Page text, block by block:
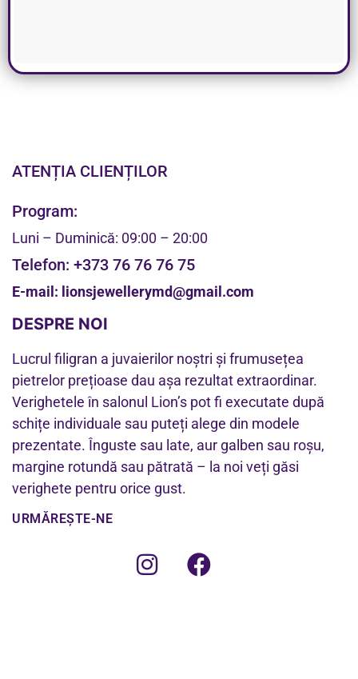
ATENȚIA CLIENȚILOR
Program:
Luni – Duminică: 09:00 – 20:00
Telefon: +373 76 76 76 75
E-mail: lionsjewellerymd@gmail.com
DESPRE NOI
Lucrul filigran a juvaierilor noștri și frumusețea
pietrelor prețioase dau așa rezultat extraordinar.
Verighetele în salonul Lion’s pot fi executate după
schițe individuale sau puteți alege din modele
prezentate. Înguste sau late, aur galben sau roșu,
margine rotundă sau pătrată – la noi veți găsi
verighete pentru orice gust.
URMĂREȘTE-NE